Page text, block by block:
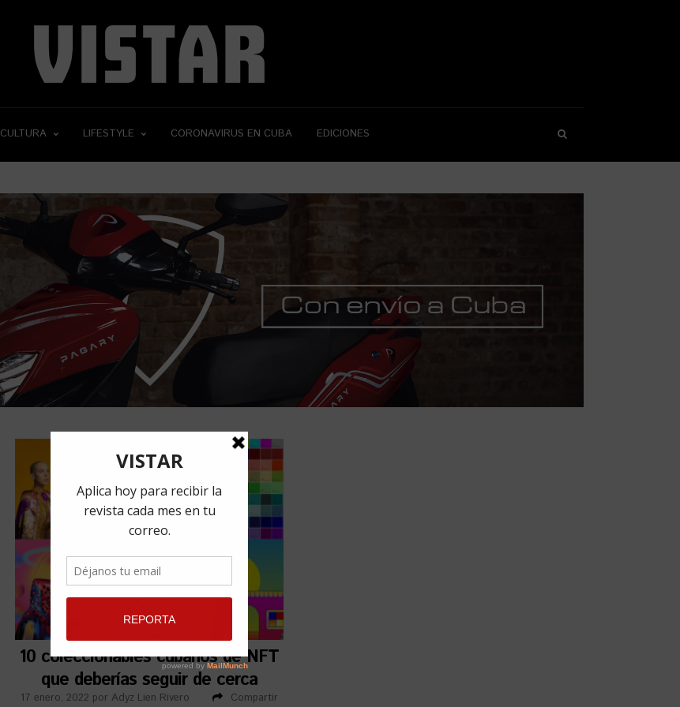
CULTURA LIFESTYLE CORONAVIRUS EN CUBA EDICIONES
10 coleccionables cubanos de NFT
que deberías seguir de cerca
17 enero, 2022 por Adyz Lien Rivero Compartir